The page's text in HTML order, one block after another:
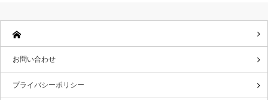
お問い合わせ
プライバシーポリシー